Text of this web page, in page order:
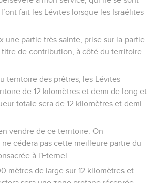
fait les Lévites lorsque les Israélites
une partie très sainte, prise sur la partie
titre de contribution, à côté du territoire
territoire des prêtres, les Lévites
de 12 kilomètres et demi de long et
totale sera de 12 kilomètres et demi
vendre de ce territoire. On
ne cédera pas cette meilleure partie du
à l'Eternel.
mètres de large sur 12 kilomètres et